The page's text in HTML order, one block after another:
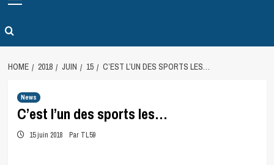
Menu
HOME 2018 JUIN 15 C’EST L’UN DES SPORTS LES…
News
C’est l’un des sports les…
15 juin 2018 Par TL59